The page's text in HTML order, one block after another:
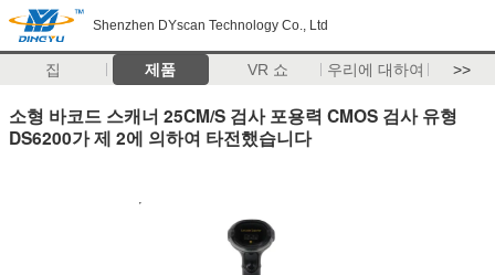
Shenzhen DYscan Technology Co., Ltd
집 제품 VR 쇼 우리에 대하여 >>
소형 바코드 스캐너 25CM/S 검사 포용력 CMOS 검사 유형
DS6200가 제 2에 의하여 타전했습니다